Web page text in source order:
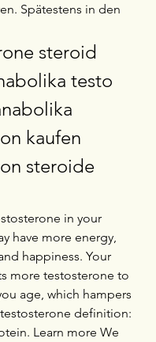
Spätestens in den
steroid
testo
kaufen
steroide
in your
have more energy,
happiness. Your
more testosterone to
age, which hampers
definition:
Learn more We